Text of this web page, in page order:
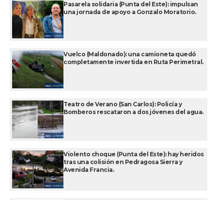
Pasarela solidaria (Punta del Este): impulsan
una jornada de apoyo a Gonzalo Moratorio.
Vuelco (Maldonado): una camioneta quedó
completamente invertida en Ruta Perimetral.
Teatro de Verano (San Carlos): Policía y
Bomberos rescataron a dos jóvenes del agua.
Violento choque (Punta del Este): hay heridos
tras una colisión en Pedragosa Sierra y
Avenida Francia.